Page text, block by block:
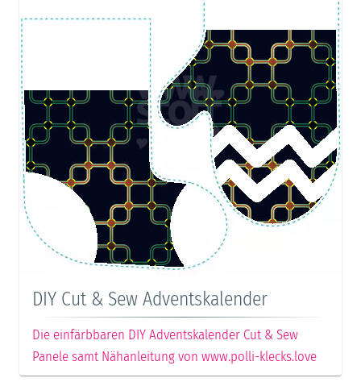
DIY Cut & Sew Adventskalender
Die einfärbbaren DIY Adventskalender Cut & Sew
Panele samt Nähanleitung von www.polli-klecks.love